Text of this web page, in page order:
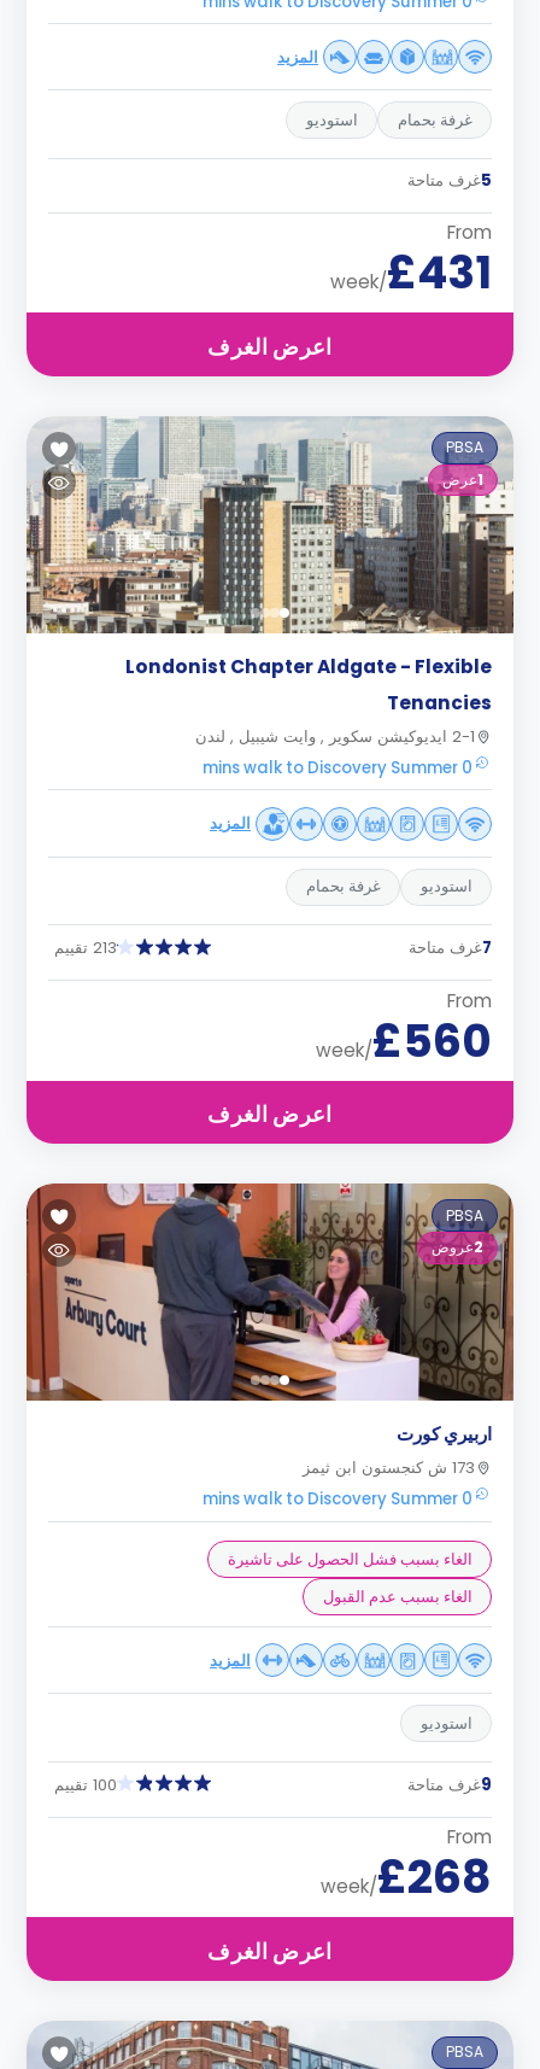
المزيد
غرفة بحمام استوديو
5غرف متاحة
From
£431
/week
اعرض الغرف
PBSA
1عرض
Londonist Chapter Aldgate - Flexible
Tenancies
2-1 ايديوكيشن سكوير , وايت شيبيل , لندن
0 mins walk to Discovery Summer
المزيد
استوديو غرفة بحمام
7غرف متاحة 213 تقييم
From
£560
/week
اعرض الغرف
PBSA
2عروض
اربيري كورت
173 ش كنجستون ابن ثيمز
0 mins walk to Discovery Summer
الغاء بسبب فشل الحصول على تاشيرة
الغاء بسبب عدم القبول
المزيد
استوديو
9غرف متاحة 100 تقييم
From
£268
/week
اعرض الغرف
PBSA